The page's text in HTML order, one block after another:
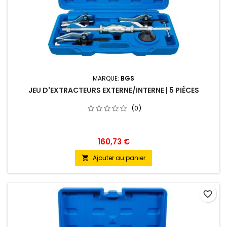
MARQUE: BGS
JEU D'EXTRACTEURS EXTERNE/INTERNE | 5 PIÈCES
(0)
160,73 €
 Ajouter au panier
favorite_border